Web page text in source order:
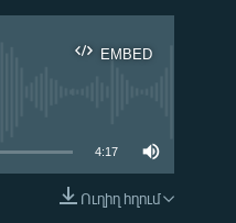
EMBED
EMBED
4:17
Ուղիղ հղում